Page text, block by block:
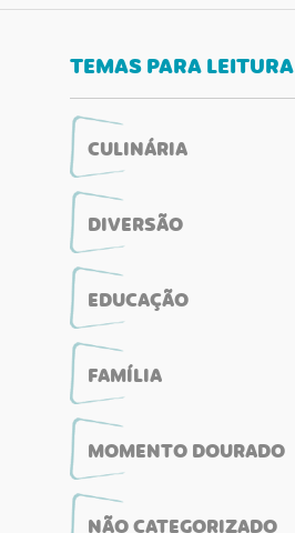
TEMAS PARA LEITURA
CULINÁRIA
DIVERSÃO
EDUCAÇÃO
FAMÍLIA
MOMENTO DOURADO